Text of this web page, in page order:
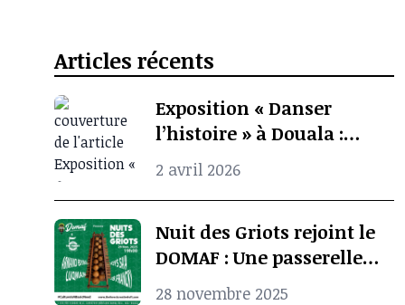
Articles récents
Exposition « Danser
l’histoire » à Douala :
quand l’archive
photographique ravive la
mémoire culturelle
africaine
2 avril 2026
Nuit des Griots rejoint le
DOMAF : Une passerelle
entre Douala et Marseille
28 novembre 2025